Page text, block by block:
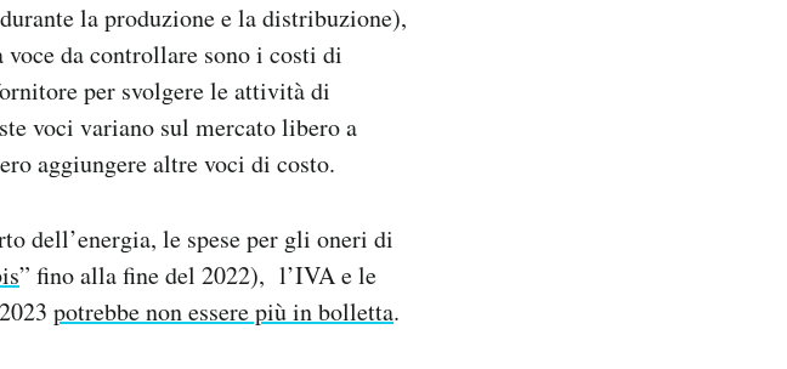
la produzione e la distribuzione),
da controllare sono i costi di
per svolgere le attività di
voci variano sul mercato libero a
aggiungere altre voci di costo.
dell’energia, le spese per gli oneri di
” fino alla fine del 2022), l’IVA e le
potrebbe non essere più in bolletta.